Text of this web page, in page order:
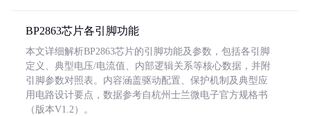
BP2863芯片各引脚功能
本文详细解析BP2863芯片的引脚功能及参数，包括各引脚
定义、典型电压/电流值、内部逻辑关系等核心数据，并附
引脚参数对照表。内容涵盖驱动配置、保护机制及典型应
用电路设计要点，数据参考自杭州士兰微电子官方规格书
（版本V1.2）。